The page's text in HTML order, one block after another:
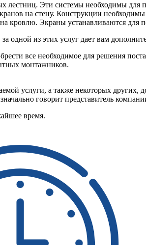
лестниц. Эти системы необходимы
на стену. Конструкции
кровлю. Экраны устанавливаются для
из этих услуг дает вам
все необходимое для решения
монтажников.
услуги, а также некоторых
говорит представитель
время.